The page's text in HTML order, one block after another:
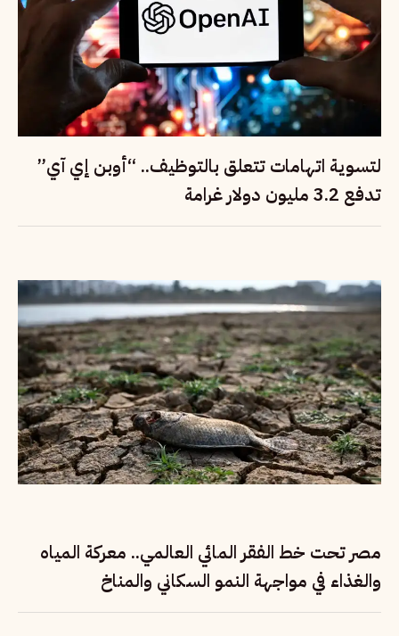
لتسوية اتهامات تتعلق بالتوظيف.. “أوبن إي آي”
تدفع 3.2 مليون دولار غرامة
مصر تحت خط الفقر المائي العالمي.. معركة المياه
والغذاء في مواجهة النمو السكاني والمناخ